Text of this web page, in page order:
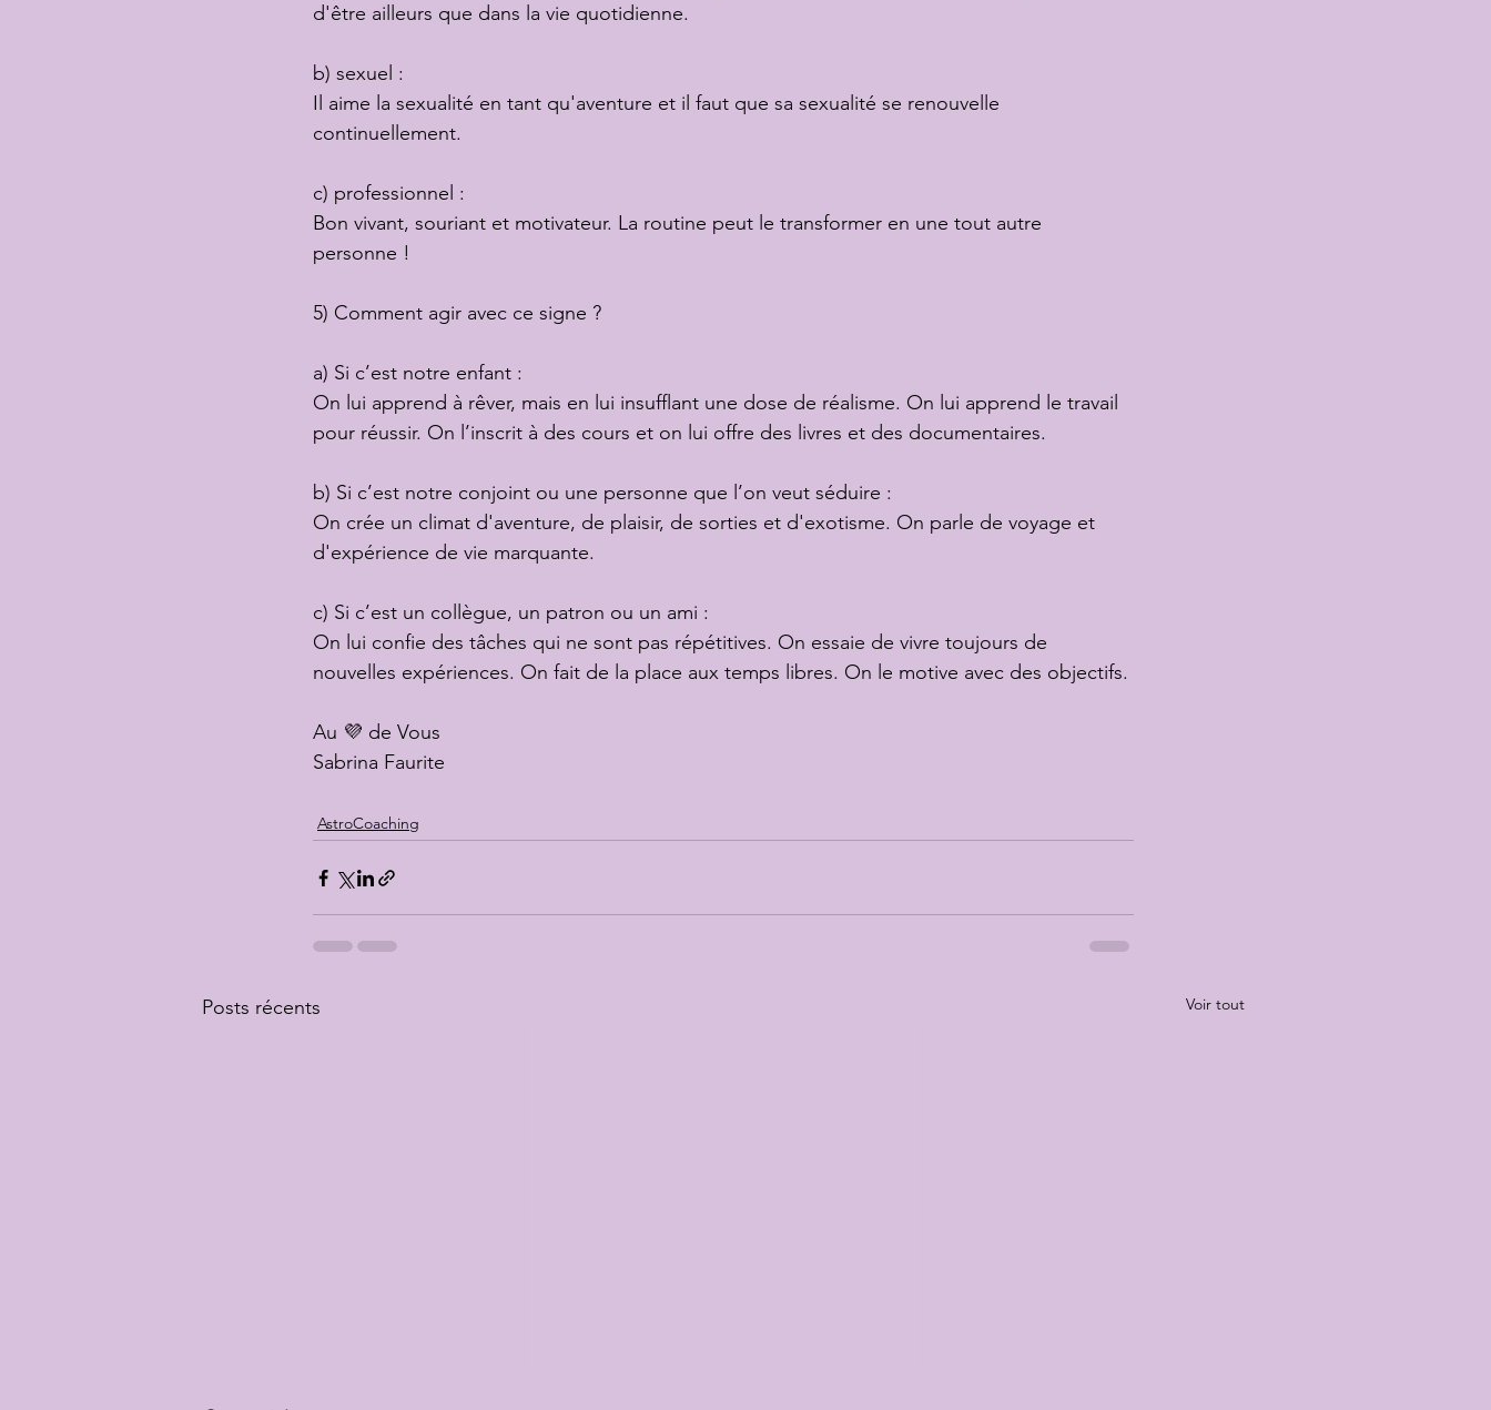
d'être ailleurs que dans la vie quotidienne.
b) sexuel :
Il aime la sexualité en tant qu'aventure et il faut que sa sexualité se renouvelle
continuellement.
c) professionnel :
Bon vivant, souriant et motivateur. La routine peut le transformer en une tout autre
personne !
5) Comment agir avec ce signe ?
a) Si c’est notre enfant :
On lui apprend à rêver, mais en lui insufflant une dose de réalisme. On lui apprend le travail
pour réussir. On l’inscrit à des cours et on lui offre des livres et des documentaires.
b) Si c’est notre conjoint ou une personne que l’on veut séduire :
On crée un climat d'aventure, de plaisir, de sorties et d'exotisme. On parle de voyage et
d'expérience de vie marquante.
c) Si c’est un collègue, un patron ou un ami :
On lui confie des tâches qui ne sont pas répétitives. On essaie de vivre toujours de
nouvelles expériences. On fait de la place aux temps libres. On le motive avec des objectifs.
Au 💜 de Vous
Sabrina Faurite
AstroCoaching
Posts récents Voir tout